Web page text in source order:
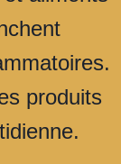
produits